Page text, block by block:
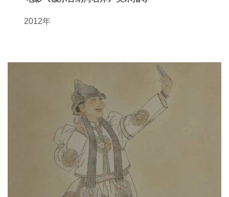
2012年